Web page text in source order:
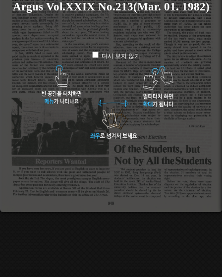
Argus Vol.XXIX No.213(Mar. 01. 1982)
다시 보지 않기